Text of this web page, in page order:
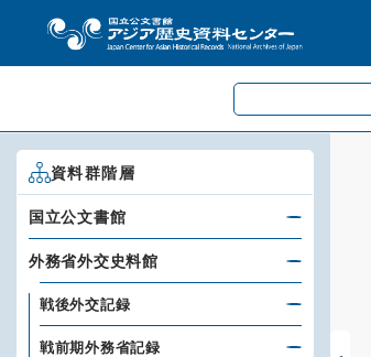
資料群階層
国立公文書館
外務省外交史料館
戦後外交記録
戦前期外務省記録